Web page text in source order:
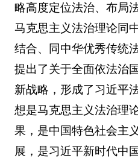
略高度定位法治、布局
马克思主义法治理论同
结合、同中华优秀传统
提出了关于全面依法治
新战略，形成了习近平
想是马克思主义法治理
果，是中国特色社会主
展，是习近平新时代中